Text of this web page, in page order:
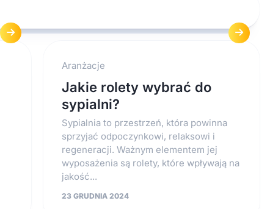
Aranżacje
Jakie rolety wybrać do
sypialni?
Sypialnia to przestrzeń, która powinna
sprzyjać odpoczynkowi, relaksowi i
regeneracji. Ważnym elementem jej
wyposażenia są rolety, które wpływają na
jakość...
23 GRUDNIA 2024